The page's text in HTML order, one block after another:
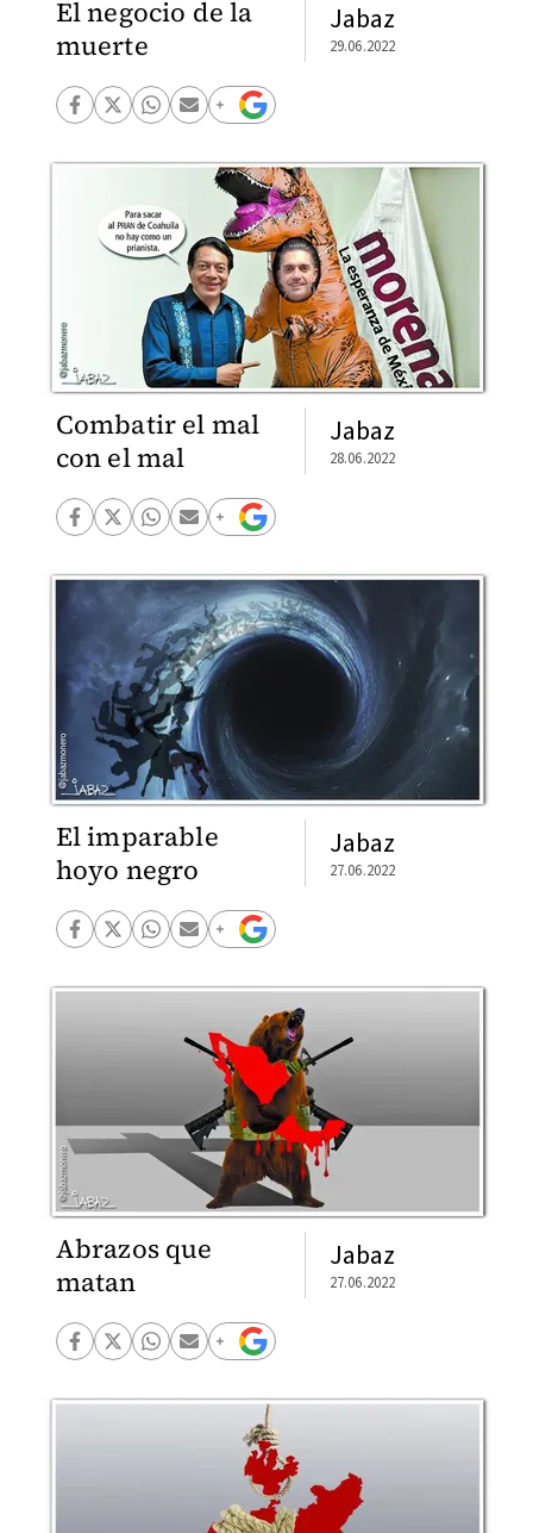
El negocio de la
muerte
Jabaz
29.06.2022
Combatir el mal
con el mal
Jabaz
28.06.2022
El imparable
hoyo negro
Jabaz
27.06.2022
Abrazos que
matan
Jabaz
27.06.2022